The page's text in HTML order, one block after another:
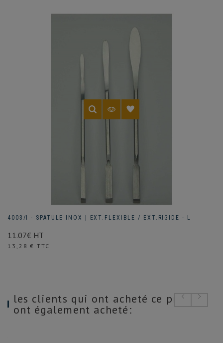
4003/I - SPATULE INOX | EXT.FLEXIBLE / EXT.RIGIDE - L
11.07€ HT
Prix
13,28 € TTC
les clients qui ont acheté ce produit
ont également acheté: